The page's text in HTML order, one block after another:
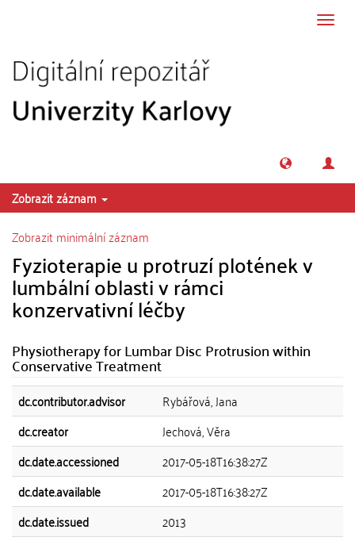
Zobrazit záznam
Zobrazit minimální záznam
Fyzioterapie u protruzí plotének v
lumbální oblasti v rámci
konzervativní léčby
Physiotherapy for Lumbar Disc Protrusion within
Conservative Treatment
dc.contributor.advisor
Rybářová, Jana
dc.creator
Jechová, Věra
dc.date.accessioned
2017-05-18T16:38:27Z
dc.date.available
2017-05-18T16:38:27Z
dc.date.issued
2013